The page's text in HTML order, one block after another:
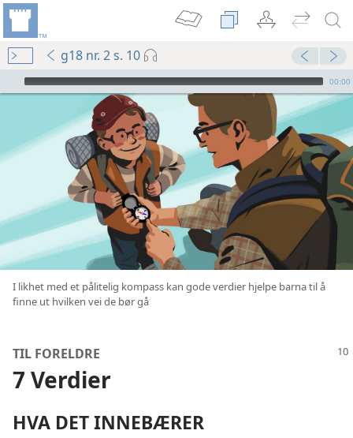
g18 nr. 2 s. 10
Audio Player
00:00
I likhet med et pålitelig kompass kan gode verdier hjelpe barna til å
finne ut hvilken vei de bør gå
TIL FORELDRE
7 Verdier
HVA DET INNEBÆRER